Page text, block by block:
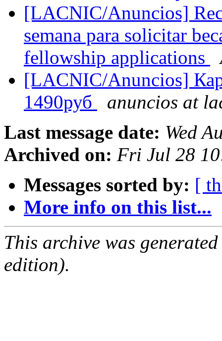
[LACNIC/Anuncios]
semana para solicitar
fellowship applications
[LACNIC/Anuncios]
1490руб
anuncios at
Last message date: Wed
Archived on: Fri Jul 28
Messages sorted by: [
More info on this list...
This archive was
edition).